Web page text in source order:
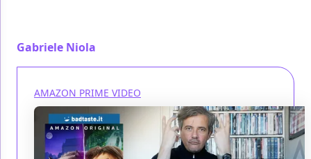
Gabriele Niola
AMAZON PRIME VIDEO